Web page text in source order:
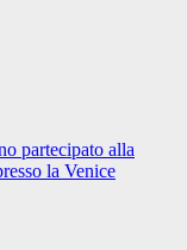
partecipato alla
la Venice